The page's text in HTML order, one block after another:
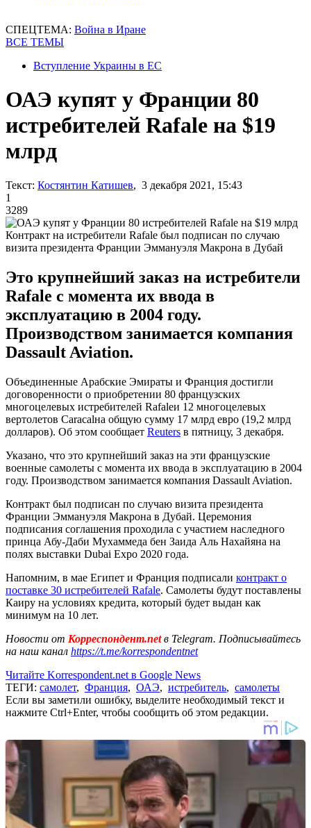
СПЕЦТЕМА: Война в Иране
ВСЕ ТЕМЫ
Вступление Украины в ЕС
ОАЭ купят у Франции 80
истребителей Rafale на $19
млрд
Текст: Костянтин Катишев, 3 декабря 2021, 15:43
1
3289
Контракт на истребители Rafale был подписан по случаю
визита президента Франции Эммануэля Макрона в Дубай
Это крупнейший заказ на истребители
Rafale с момента их ввода в
эксплуатацию в 2004 году.
Производством занимается компания
Dassault Aviation.
Объединенные Арабские Эмираты и Франция достигли
договоренности о приобретении 80 французских
многоцелевых истребителей Rafaleи 12 многоцелевых
вертолетов Caracalна общую сумму 17 млрд евро (19,2 млрд
долларов). Об этом сообщает Reuters в пятницу, 3 декабря.
Указано, что это крупнейший заказ на эти французские
военные самолеты с момента их ввода в эксплуатацию в 2004
году. Производством занимается компания Dassault Aviation.
Контракт был подписан по случаю визита президента
Франции Эммануэля Макрона в Дубай. Церемония
подписания соглашения проходила с участием наследного
принца Абу-Даби Мухаммеда бен Заида Аль Нахайяна на
полях выставки Dubai Expo 2020 года.
Напомним, в мае Египет и Франция подписали контракт о
поставке 30 истребителей Rafale. Самолеты будут поставлены
Каиру на условиях кредита, который будет выдан как
минимум на 10 лет.
Новости от Корреспондент.netв Telegram. Подписывайтесь
на наш канал https://t.me/korrespondentnet
Читайте Korrespondent.net в Google News
ТЕГИ: самолет, Франция, ОАЭ, истребитель, самолеты
Если вы заметили ошибку, выделите необходимый текст и
нажмите Ctrl+Enter, чтобы сообщить об этом редакции.